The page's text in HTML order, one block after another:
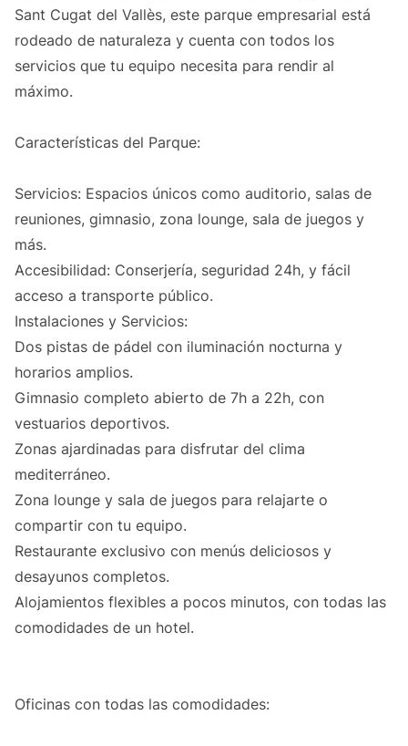
Sant Cugat del Vallès, este parque empresarial está
rodeado de naturaleza y cuenta con todos los
servicios que tu equipo necesita para rendir al
máximo.
Características del Parque:
Servicios: Espacios únicos como auditorio, salas de
reuniones, gimnasio, zona lounge, sala de juegos y
más.
Accesibilidad: Conserjería, seguridad 24h, y fácil
acceso a transporte público.
Instalaciones y Servicios:
Dos pistas de pádel con iluminación nocturna y
horarios amplios.
Gimnasio completo abierto de 7h a 22h, con
vestuarios deportivos.
Zonas ajardinadas para disfrutar del clima
mediterráneo.
Zona lounge y sala de juegos para relajarte o
compartir con tu equipo.
Restaurante exclusivo con menús deliciosos y
desayunos completos.
Alojamientos flexibles a pocos minutos, con todas las
comodidades de un hotel.
Oficinas con todas las comodidades: